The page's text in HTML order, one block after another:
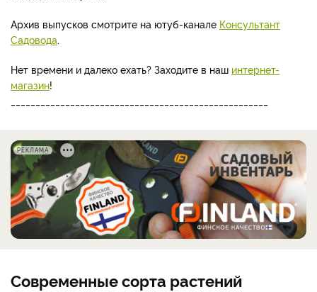
Архив выпусков смотрите на ютуб-канале Консультант
Садовода
Нет времени и далеко ехать? Заходите в наш интернет-
магазин!
РЕКЛАМА
Современные сорта растений